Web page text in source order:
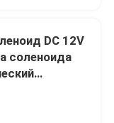
DC 12V
соленоида